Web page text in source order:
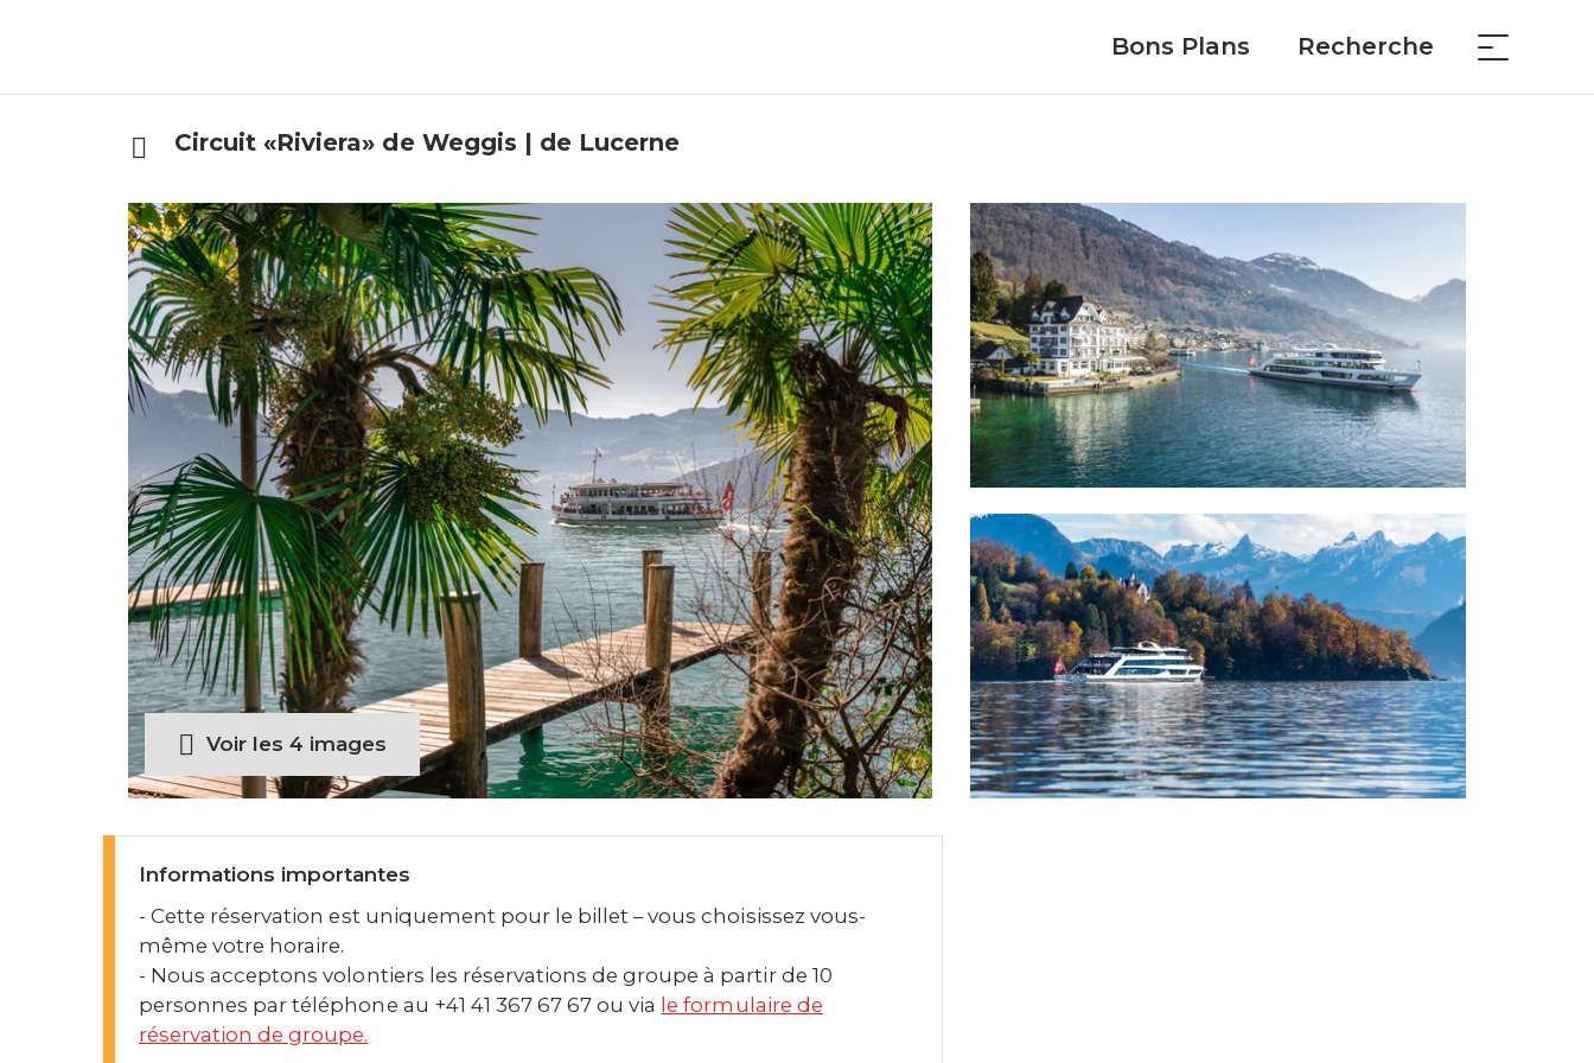
Bons Plans Recherche
Circuit «Riviera» de Weggis | de Lucerne
Voir les 4 images
Informations importantes
- Cette réservation est uniquement pour le billet – vous choisissez vous-
même votre horaire.
- Nous acceptons volontiers les réservations de groupe à partir de 10
personnes par téléphone au +41 41 367 67 67 ou via le formulaire de
réservation de groupe.